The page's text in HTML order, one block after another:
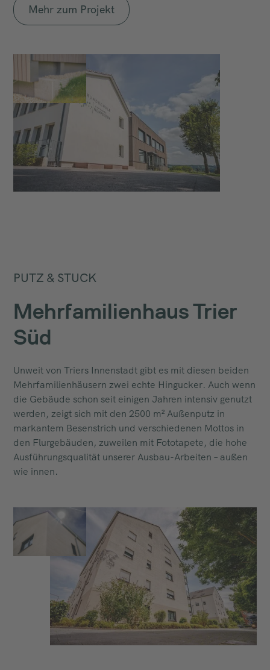
Mehr zum Projekt
PUTZ & STUCK
Mehrfamilienhaus Trier
Süd
Unweit von Triers Innenstadt gibt es mit diesen beiden
Mehrfamilienhäusern zwei echte Hingucker. Auch wenn
die Gebäude schon seit einigen Jahren intensiv genutzt
werden, zeigt sich mit den 2500 m² Außenputz in
markantem Besenstrich und verschiedenen Mottos in
den Flurgebäuden, zuweilen mit Fototapete, die hohe
Ausführungsqualität unserer Ausbau-Arbeiten – außen
wie innen.